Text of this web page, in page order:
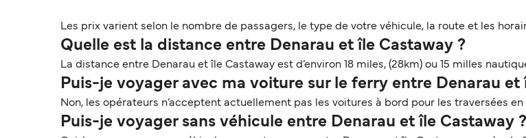
Les prix varient selon le nombre de passagers, le type de votre véhicule, la route et les
Quelle est la distance entre Denarau et île Castaway ?
La distance entre Denarau et île Castaway est d’environ 18 miles, (28km) ou 15 milles
Puis-je voyager avec ma voiture sur le ferry entre Denarau et
Non, les opérateurs n’acceptent actuellement pas les voitures à bord pour les traversées
Puis-je voyager sans véhicule entre Denarau et île Castaway ?